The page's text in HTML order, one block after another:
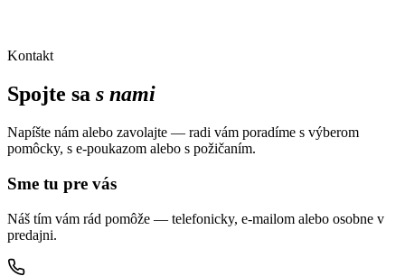
Kontakt
Spojte sa s nami
Napíšte nám alebo zavolajte — radi vám poradíme s výberom
pomôcky, s e-poukazom alebo s požičaním.
Sme tu pre vás
Náš tím vám rád pomôže — telefonicky, e-mailom alebo osobne v
predajni.